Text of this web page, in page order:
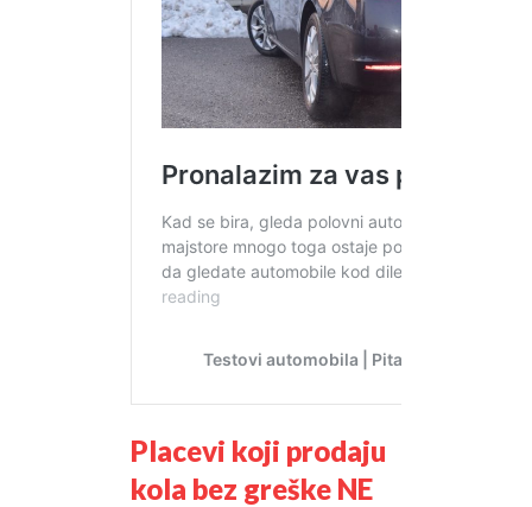
Placevi koji prodaju
kola bez greške NE